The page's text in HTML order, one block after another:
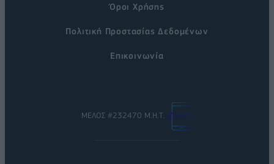
Όροι Χρήσης
Πολιτική Προστασίας Δεδομένων
Επικοινωνία
ΜΕΛΟΣ #232470 Μ.Η.Τ.